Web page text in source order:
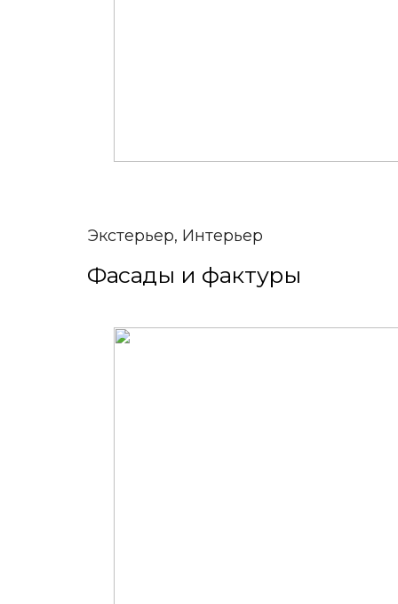
Экстерьер, Интерьер
Фасады и фактуры